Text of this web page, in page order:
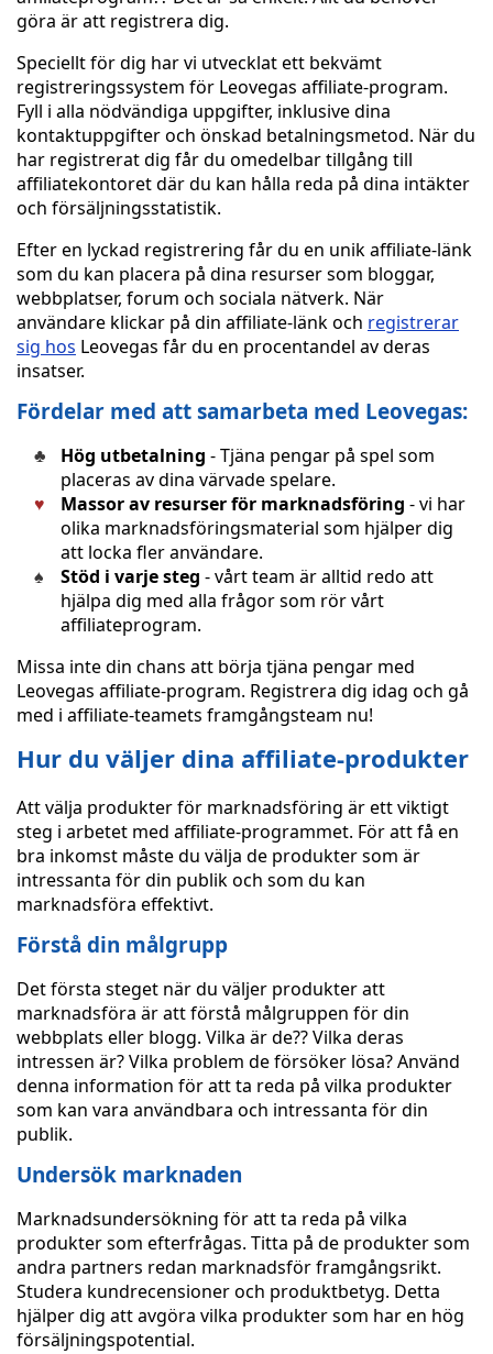
göra är att registrera dig.
Speciellt för dig har vi utvecklat ett bekvämt
registreringssystem för Leovegas affiliate-program.
Fyll i alla nödvändiga uppgifter, inklusive dina
kontaktuppgifter och önskad betalningsmetod. När du
har registrerat dig får du omedelbar tillgång till
affiliatekontoret där du kan hålla reda på dina intäkter
och försäljningsstatistik.
Efter en lyckad registrering får du en unik affiliate-länk
som du kan placera på dina resurser som bloggar,
webbplatser, forum och sociala nätverk. När
användare klickar på din affiliate-länk och registrerar
sig hos Leovegas får du en procentandel av deras
insatser.
Fördelar med att samarbeta med Leovegas:
Hög utbetalning - Tjäna pengar på spel som
placeras av dina värvade spelare.
Massor av resurser för marknadsföring - vi har
olika marknadsföringsmaterial som hjälper dig
att locka fler användare.
Stöd i varje steg - vårt team är alltid redo att
hjälpa dig med alla frågor som rör vårt
affiliateprogram.
Missa inte din chans att börja tjäna pengar med
Leovegas affiliate-program. Registrera dig idag och gå
med i affiliate-teamets framgångsteam nu!
Hur du väljer dina affiliate-produkter
Att välja produkter för marknadsföring är ett viktigt
steg i arbetet med affiliate-programmet. För att få en
bra inkomst måste du välja de produkter som är
intressanta för din publik och som du kan
marknadsföra effektivt.
Förstå din målgrupp
Det första steget när du väljer produkter att
marknadsföra är att förstå målgruppen för din
webbplats eller blogg. Vilka är de?? Vilka deras
intressen är? Vilka problem de försöker lösa? Använd
denna information för att ta reda på vilka produkter
som kan vara användbara och intressanta för din
publik.
Undersök marknaden
Marknadsundersökning för att ta reda på vilka
produkter som efterfrågas. Titta på de produkter som
andra partners redan marknadsför framgångsrikt.
Studera kundrecensioner och produktbetyg. Detta
hjälper dig att avgöra vilka produkter som har en hög
försäljningspotential.